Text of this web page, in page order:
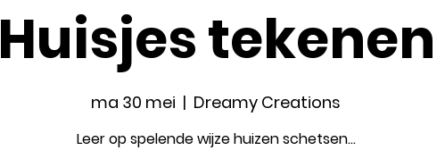
Huisjes tekenen
ma 30 mei
  |
Dreamy Creations
Leer op spelende wijze huizen schetsen...